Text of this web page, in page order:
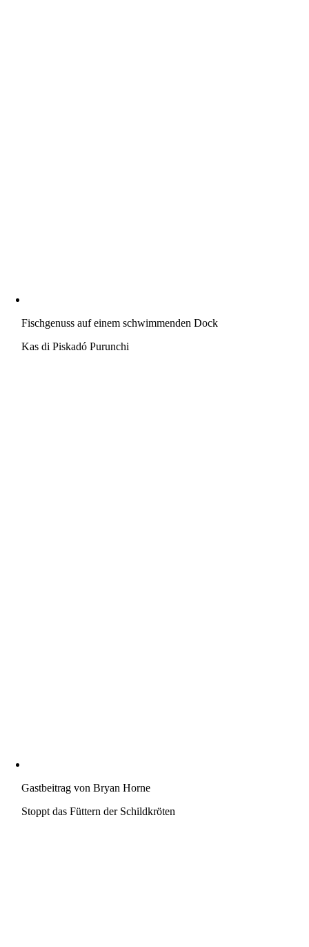
Fischgenuss auf einem schwimmenden Dock
Kas di Piskadó Purunchi
Gastbeitrag von Bryan Horne
Stoppt das Füttern der Schildkröten